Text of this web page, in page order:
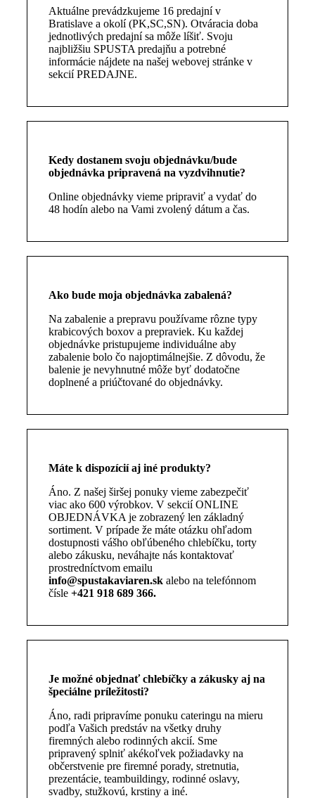
Aktuálne prevádzkujeme 16 predajní v
Bratislave a okolí (PK,SC,SN). Otváracia doba
jednotlivých predajní sa môže líšiť. Svoju
najbližšiu SPUSTA predajňu a potrebné
informácie nájdete na našej webovej stránke v
sekcií PREDAJNE.
Kedy dostanem svoju objednávku/bude
objednávka pripravená na vyzdvihnutie?
Online objednávky vieme pripraviť a vydať do
48 hodín alebo na Vami zvolený dátum a čas.
Ako bude moja objednávka zabalená?
Na zabalenie a prepravu používame rôzne typy
krabicových boxov a prepraviek. Ku každej
objednávke pristupujeme individuálne aby
zabalenie bolo čo najoptimálnejšie. Z dôvodu, že
balenie je nevyhnutné môže byť dodatočne
doplnené a priúčtované do objednávky.
Máte k dispozícií aj iné produkty?
Áno. Z našej širšej ponuky vieme zabezpečiť
viac ako 600 výrobkov. V sekcií ONLINE
OBJEDNÁVKA je zobrazený len základný
sortiment. V prípade že máte otázku ohľadom
dostupnosti vášho obľúbeného chlebíčku, torty
alebo zákusku, neváhajte nás kontaktovať
prostredníctvom emailu
info@spustakaviaren.skalebo na telefónnom
čísle +421 918 689 366.
Je možné objednať chlebíčky a zákusky aj na
špeciálne príležitosti?
Áno, radi pripravíme ponuku cateringu na mieru
podľa Vašich predstáv na všetky druhy
firemných alebo rodinných akcií. Sme
pripravený splniť akékoľvek požiadavky na
občerstvenie pre firemné porady, stretnutia,
prezentácie, teambuildingy, rodinné oslavy,
svadby, stužkovú, krstiny a iné.